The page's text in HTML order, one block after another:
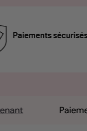
50€
en 3 fois